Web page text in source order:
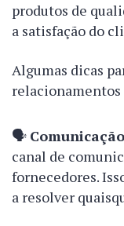
produtos de
a satisfação do
Algumas dicas
🗣️
canal de
fornecedores.
a resolver